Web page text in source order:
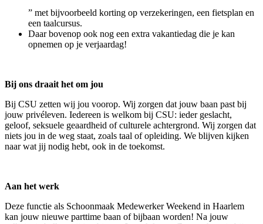
” met bijvoorbeeld korting op verzekeringen, een fietsplan en
een taalcursus.
Daar bovenop ook nog een extra vakantiedag die je kan
opnemen op je verjaardag!
Bij ons draait het om jou
Bij CSU zetten wij jou voorop. Wij zorgen dat jouw baan past bij
jouw privéleven. Iedereen is welkom bij CSU: ieder geslacht,
geloof, seksuele geaardheid of culturele achtergrond. Wij zorgen dat
niets jou in de weg staat, zoals taal of opleiding. We blijven kijken
naar wat jij nodig hebt, ook in de toekomst.
Aan het werk
Deze functie als Schoonmaak Medewerker Weekend in Haarlem
kan jouw nieuwe parttime baan of bijbaan worden! Na jouw